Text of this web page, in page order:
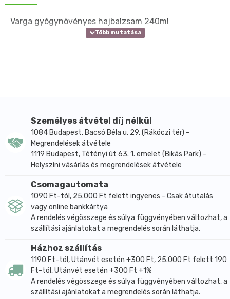
Varga gyógynövényes hajbalzsam 240ml
Személyes átvétel díj nélkül
1084 Budapest, Bacsó Béla u. 29. (Rákóczi tér) -
Megrendelések átvétele
1119 Budapest, Tétényi út 63. 1. emelet (Bikás Park) -
Helyszíni vásárlás és megrendelések átvétele
Csomagautomata
1090 Ft-tól, 25.000 Ft felett ingyenes - Csak átutalás
vagy online bankkártya
A rendelés végösszege és súlya függvényében változhat, a
szállítási ajánlatokat a megrendelés során láthatja.
Házhoz szállítás
1190 Ft-tól, Utánvét esetén +300 Ft, 25.000 Ft felett 190
Ft-tól, Utánvét esetén +300 Ft +1%
A rendelés végösszege és súlya függvényében változhat, a
szállítási ajánlatokat a megrendelés során láthatja.